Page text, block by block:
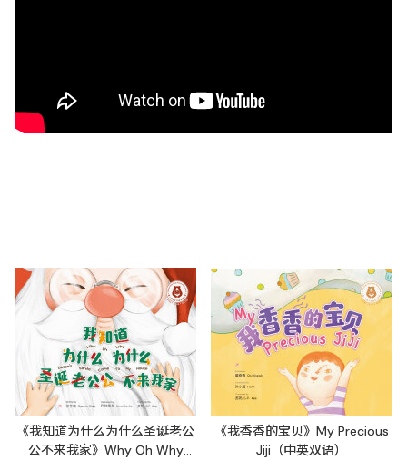
《我知道为什么为什么圣诞老公
公不来我家》Why Oh Why
《我香香的宝贝》My Precious
Jiji（中英双语）